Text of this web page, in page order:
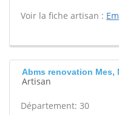
Voir la fiche artisan :
Abms renovation Mes,
Artisan
Département: 30